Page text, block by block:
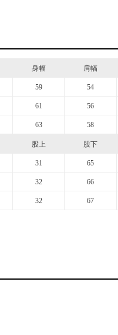
身幅 肩幅
59 54
61 56
63 58
股上 股下
31 65
32 66
32 67